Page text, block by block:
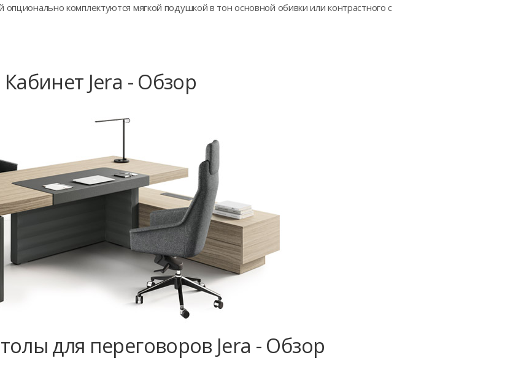
опционально комплектуются мягкой подушкой в тон основной обивки или контрастного с
Кабинет Jera - Обзор
для переговоров Jera - Обзор